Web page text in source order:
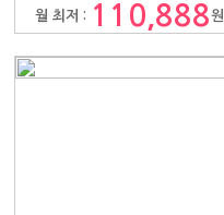
월 최저 : 110,888원